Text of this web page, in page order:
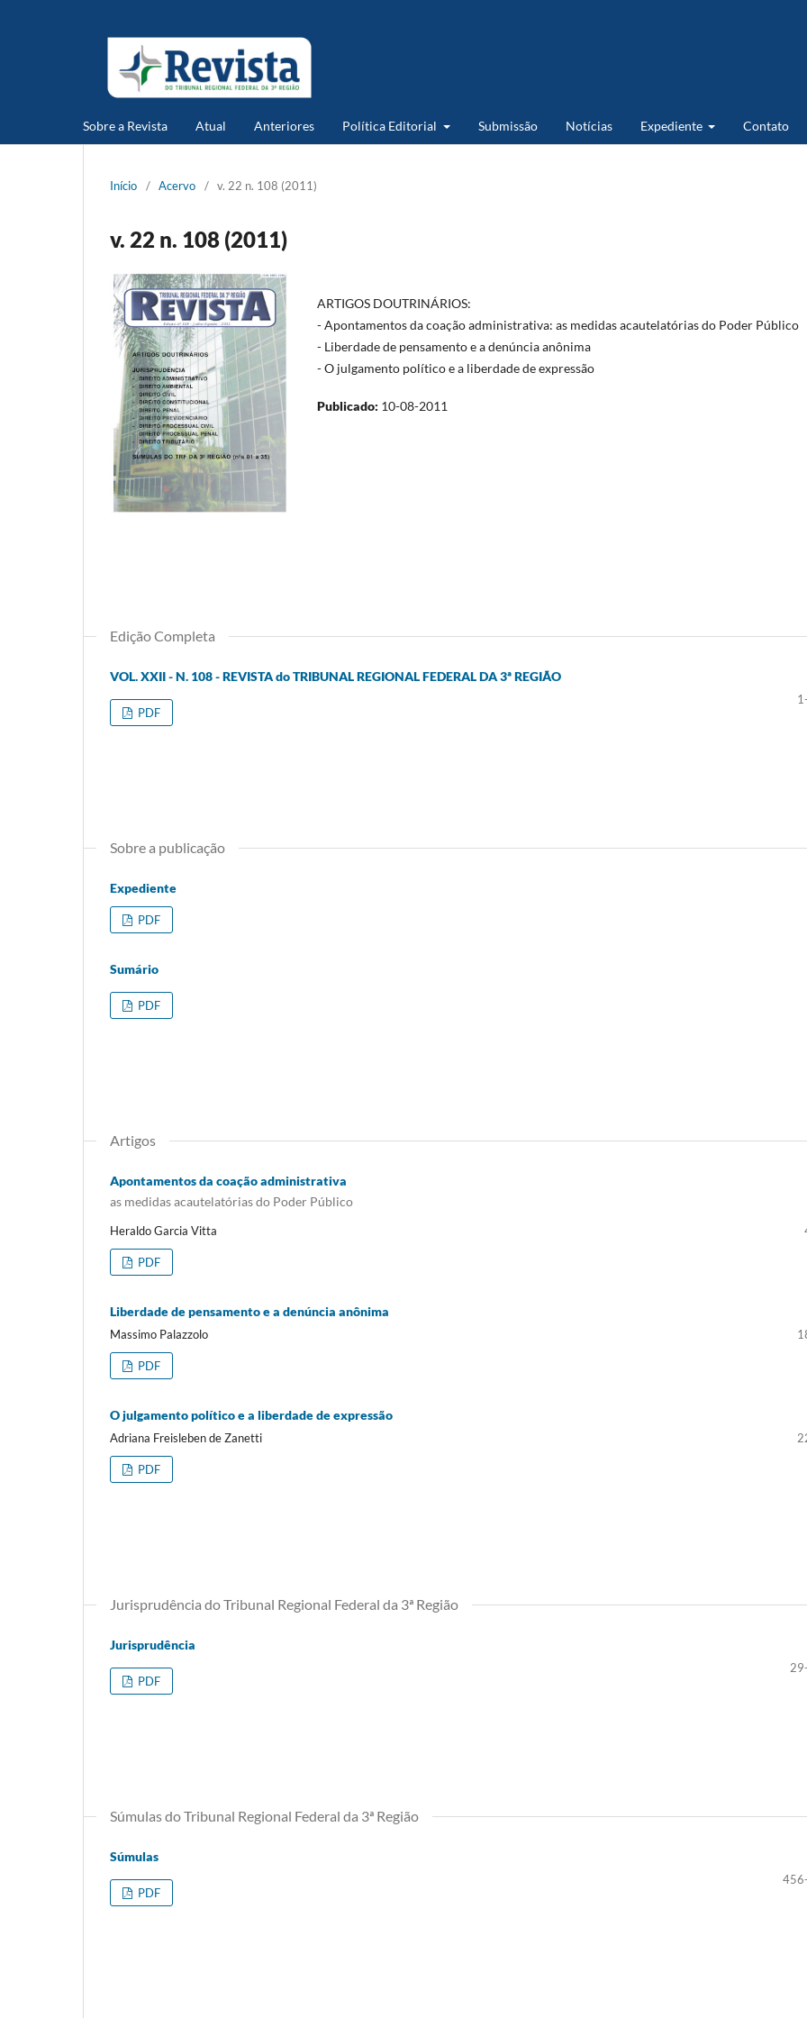
Sobre a Revista Atual Anteriores Política Editorial Submissão Notícias Expediente Contato
Início / Acervo / v. 22 n. 108 (2011)
v. 22 n. 108 (2011)
ARTIGOS DOUTRINÁRIOS:
- Apontamentos da coação administrativa: as medidas acautelatórias do Poder Público
- Liberdade de pensamento e a denúncia anônima
- O julgamento político e a liberdade de expressão
Publicado: 10-08-2011
Edição Completa
VOL. XXII - N. 108 - REVISTA do TRIBUNAL REGIONAL FEDERAL DA 3ª REGIÃO
PDF
Sobre a publicação
Expediente
PDF
Sumário
PDF
Artigos
Apontamentos da coação administrativa
as medidas acautelatórias do Poder Público
Heraldo Garcia Vitta
PDF
Liberdade de pensamento e a denúncia anônima
Massimo Palazzolo
PDF
O julgamento político e a liberdade de expressão
Adriana Freisleben de Zanetti
PDF
Jurisprudência do Tribunal Regional Federal da 3ª Região
Jurisprudência
PDF
Súmulas do Tribunal Regional Federal da 3ª Região
Súmulas
PDF